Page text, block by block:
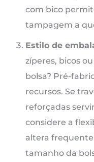
com bico
tampagem a
Estilo de
zíperes, bicos
bolsa? Pré-
recursos. Se
reforçadas
considere a
altera
tamanho da